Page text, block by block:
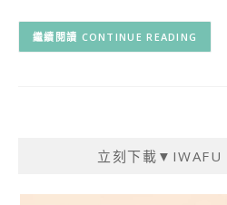
CONTINUE READING
立刻下載▼IWAFU